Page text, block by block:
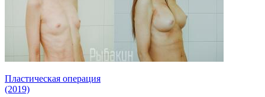
Пластическая операция
(2019)